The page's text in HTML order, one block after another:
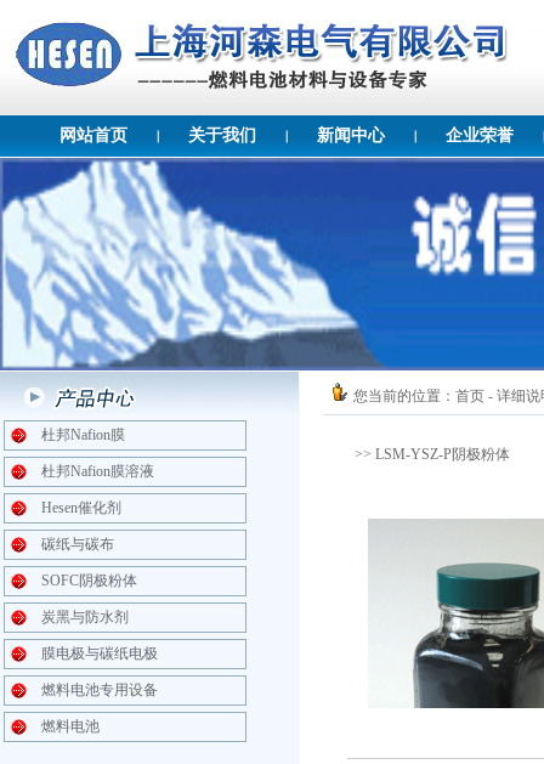
网站首页 关于我们 新闻中心 企业荣誉
杜邦Nafion膜
杜邦Nafion膜溶液
Hesen催化剂
碳纸与碳布
SOFC阴极粉体
炭黑与防水剂
膜电极与碳纸电极
燃料电池专用设备
燃料电池
您当前的位置： 首页 - 详细说
>> LSM-YSZ-P阴极粉体